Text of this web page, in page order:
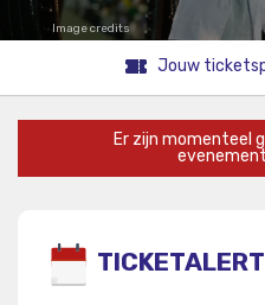
Image credits
Jouw
Er zijn momenteel
TICKETALERT